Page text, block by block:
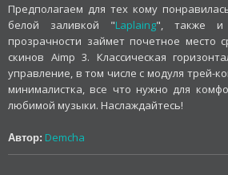
Предполагаем для тех кому
белой заливкой "Laplaing", также и
прозрачности займет почетное место
скинов Aimp 3. Классическая
управление, в том числе с модуля трей-
минималистка, все что нужно для
любимой музыки. Наслаждайтесь!
Автор: Demcha